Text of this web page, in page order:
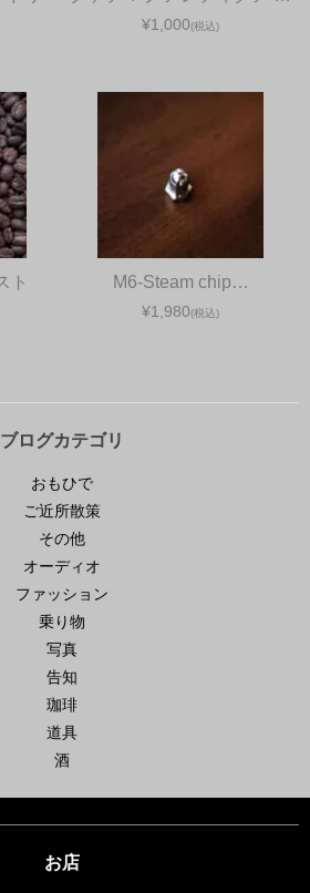
¥1,000(税込)
ト
M6-Steam chip…
¥1,980(税込)
ブログカテゴリ
おもひで
ご近所散策
その他
オーディオ
ファッション
乗り物
写真
告知
珈琲
道具
酒
お店